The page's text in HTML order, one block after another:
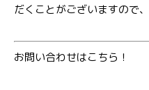
だくことがございますので
お問い合わせはこちら！